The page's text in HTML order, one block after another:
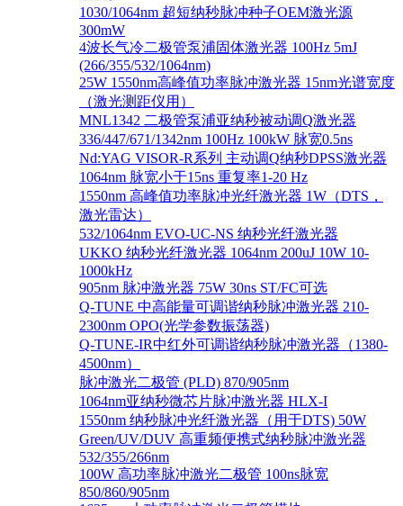
1030/1064nm 超短纳秒脉冲种子OEM激光源
300mW
4波长气冷二极管泵浦固体激光器 100Hz 5mJ
(266/355/532/1064nm)
25W 1550nm高峰值功率脉冲激光器 15nm光谱宽度
（激光测距仪用）
MNL1342 二极管泵浦亚纳秒被动调Q激光器
336/447/671/1342nm 100Hz 100kW 脉宽0.5ns
Nd:YAG VISOR-R系列 主动调Q纳秒DPSS激光器
1064nm 脉宽小于15ns 重复率1-20 Hz
1550nm 高峰值功率脉冲光纤激光器 1W（DTS，
激光雷达）
532/1064nm EVO-UC-NS 纳秒光纤激光器
UKKO 纳秒光纤激光器 1064nm 200uJ 10W 10-
1000kHz
905nm 脉冲激光器 75W 30ns ST/FC可选
Q-TUNE 中高能量可调谐纳秒脉冲激光器 210-
2300nm OPO(光学参数振荡器)
Q-TUNE-IR中红外可调谐纳秒脉冲激光器（1380-
4500nm）
脉冲激光二极管 (PLD) 870/905nm
1064nm亚纳秒微芯片脉冲激光器 HLX-I
1550nm 纳秒脉冲光纤激光器（用于DTS) 50W
Green/UV/DUV 高重频便携式纳秒脉冲激光器
532/355/266nm
100W 高功率脉冲激光二极管 100ns脉宽
850/860/905nm